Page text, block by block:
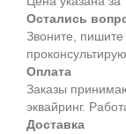
Остались
Звоните, пишите
Оплата
Заказы
эквайринг.
Доставка